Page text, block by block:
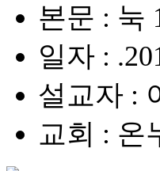
본문 : 눅
일자 :
설교자 :
교회 : 온